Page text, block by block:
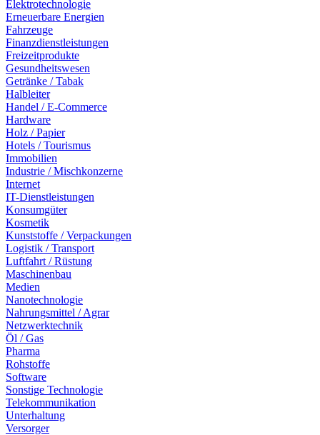
Elektrotechnologie
Erneuerbare Energien
Fahrzeuge
Finanzdienstleistungen
Freizeitprodukte
Gesundheitswesen
Getränke / Tabak
Halbleiter
Handel / E-Commerce
Hardware
Holz / Papier
Hotels / Tourismus
Immobilien
Industrie / Mischkonzerne
Internet
IT-Dienstleistungen
Konsumgüter
Kosmetik
Kunststoffe / Verpackungen
Logistik / Transport
Luftfahrt / Rüstung
Maschinenbau
Medien
Nanotechnologie
Nahrungsmittel / Agrar
Netzwerktechnik
Öl / Gas
Pharma
Rohstoffe
Software
Sonstige Technologie
Telekommunikation
Unterhaltung
Versorger